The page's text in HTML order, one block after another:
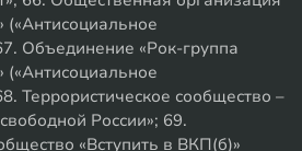
(«Антисоциальное
Объединение «Рок-группа
(«Антисоциальное
Террористическое сообщество –
России»; 69.
«Вступить в ВКП(б)»